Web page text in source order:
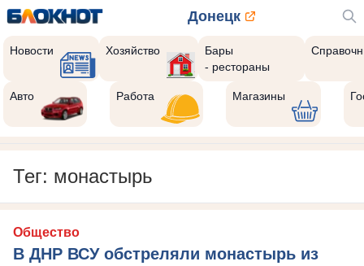
Донецк
Новости Хозяйство
Бары
- рестораны
Авто Работа Магазины
Тег: монастырь
Общество
В ДНР ВСУ обстреляли монастырь из